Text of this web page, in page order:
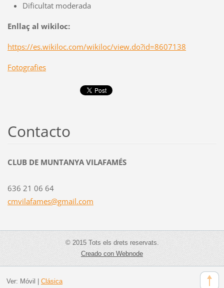
Dificultat moderada
Enllaç al wikiloc:
https://es.wikiloc.com/wikiloc/view.do?id=8607138
Fotografies
Contacto
CLUB DE MUNTANYA VILAFAMÉS
636 21 06 64
cmvilafames@gmail.com
© 2015 Tots els drets reservats.
Creado con Webnode
Ver: Móvil Clásica